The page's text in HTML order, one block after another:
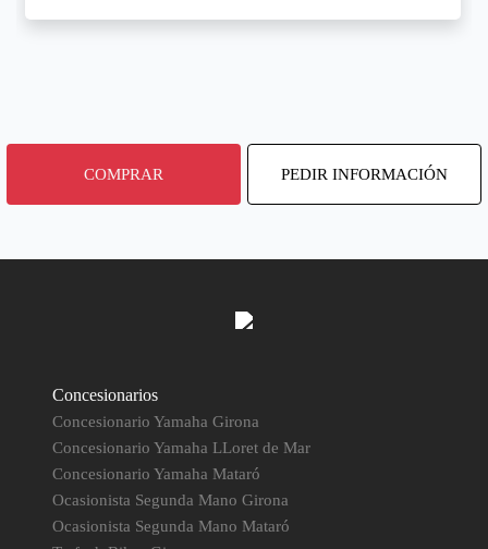
COMPRAR PEDIR INFORMACIÓN
Concesionarios
Concesionario Yamaha Girona
Concesionario Yamaha LLoret de Mar
Concesionario Yamaha Mataró
Ocasionista Segunda Mano Girona
Ocasionista Segunda Mano Mataró